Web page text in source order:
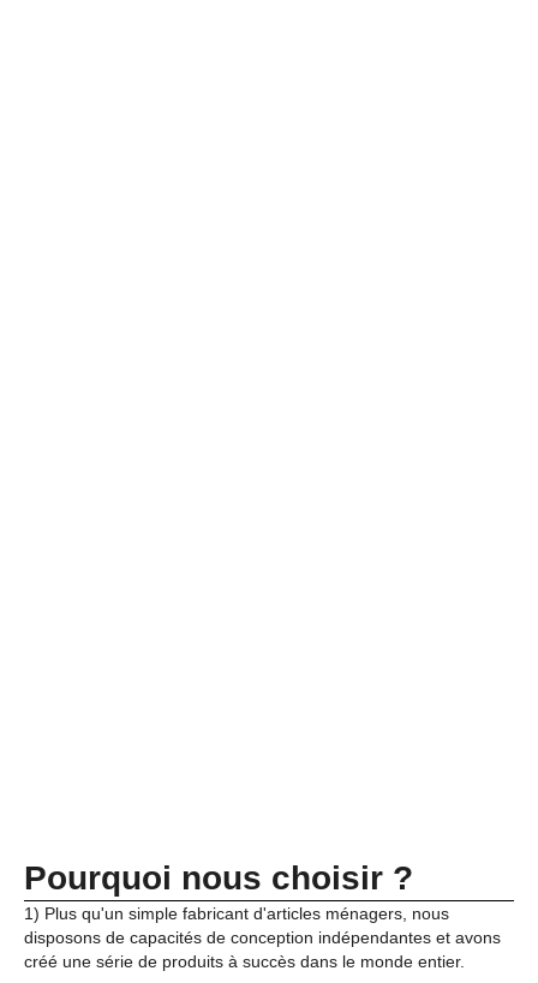
Pourquoi nous choisir ?
1) Plus qu'un simple fabricant d'articles ménagers, nous
disposons de capacités de conception indépendantes et avons
créé une série de produits à succès dans le monde entier.